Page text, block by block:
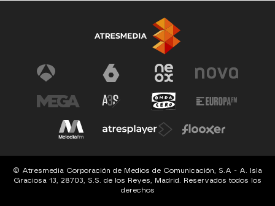
© Atresmedia Corporación de Medios de Comunicación, S.A - A. Isla
Graciosa 13, 28703, S.S. de los Reyes, Madrid. Reservados todos los
derechos